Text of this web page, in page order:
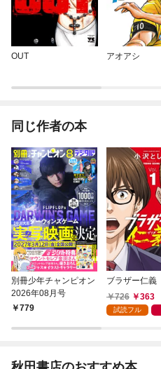
OUT アオアシ
同じ作者の本
別冊少年チャンピオン
2026年08月号
779
ブラザー仁
726
363
試読フル